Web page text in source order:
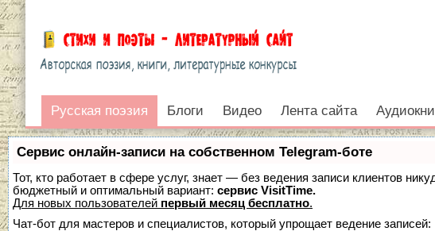
Русская поэзия
Войти
Русская поэзия Блоги Видео Лента сайта
Сервис онлайн-записи на собственном Telegram-боте
Тот, кто работает в сфере услуг, знает — без ведения записи клиентов
бюджетный и оптимальный вариант: сервис VisitTime.
Для новых пользователей первый месяц бесплатно.
Чат-бот для мастеров и специалистов, который упрощает ведение записей: